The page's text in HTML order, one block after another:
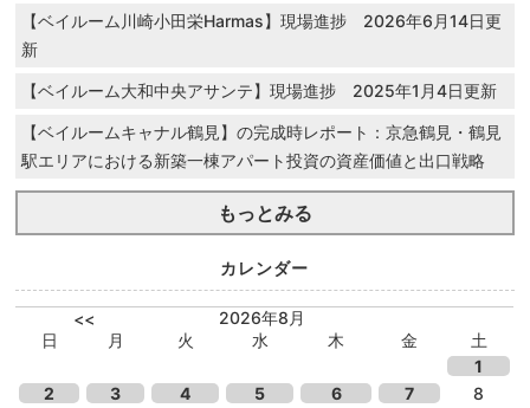
【ベイルーム川崎小田栄Harmas】現場進捗 2026年6月14日更
新
【ベイルーム大和中央アサンテ】現場進捗 2025年1月4日更新
【ベイルームキャナル鶴見】の完成時レポート：京急鶴見・鶴見
駅エリアにおける新築一棟アパート投資の資産価値と出口戦略
もっとみる
カレンダー
<<
2026年8月
日
月 火 水 木 金
土
1
2
3 4 5 6 7
8